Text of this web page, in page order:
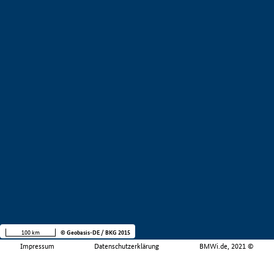
Impressum Datenschutzerklärung BMWi.de, 2021 ©
100 km © Geobasis-DE / BKG 2015